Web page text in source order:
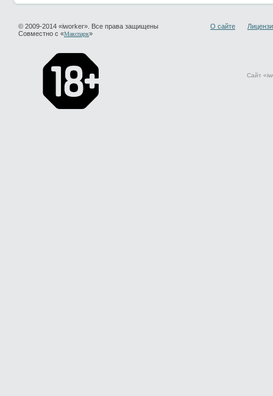
© 2009-2014 «iworker». Все права защищены
Совместно с «Макспарк»
О сайте
Сайт